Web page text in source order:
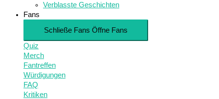
Verblasste Geschichten
Fans
Schließe Fans Öffne Fans
Quiz
Merch
Fantreffen
Würdigungen
FAQ
Kritiken